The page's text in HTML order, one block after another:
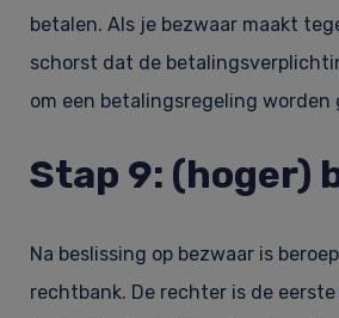
betalen. Als je bezwaar maakt
schorst dat de
om een betalingsregeling worden
Stap 9: (hoger)
Na beslissing op bezwaar is
rechtbank. De rechter is de